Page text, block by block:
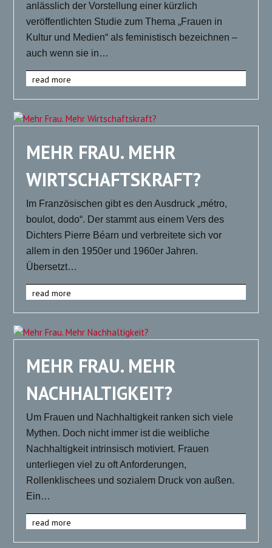
anlässlich der Vorstellung einer kürzlich
veröffentlichten Studie zum Thema „Frauen in
Kultur und Medien“ als feministisch bezeichnen –
auch wenn sie in…
read more
MEHR FRAU. MEHR
WIRTSCHAFTSKRAFT?
Im Französischen gibt es den Ausdruck „métro,
boulot, dodo“. Der stammt aus einem Vers des
Dichters Pierre Béarn und verbreitete sich vor
allem in den 1950er und 1960er Jahren.
Übersetzt…
read more
MEHR FRAU. MEHR
NACHHALTIGKEIT?
Um Frauen und Nachhaltigkeit ranken sich viele
Mythen. Doch nicht immer ist die weibliche
Nachhaltigkeit intrinsisch motiviert. Frauen
unterliegen viel zu oft Anforderungen,
Rollenklischees und sozialem Druck von außen.
Ein…
read more